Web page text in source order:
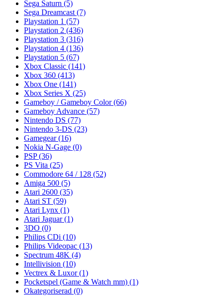
Sega Saturn (5)
Sega Dreamcast (7)
Playstation 1 (57)
Playstation 2 (436)
Playstation 3 (316)
Playstation 4 (136)
Playstation 5 (67)
Xbox Classic (141)
Xbox 360 (413)
Xbox One (141)
Xbox Series X (25)
Gameboy / Gameboy Color(66)
Gameboy Advance (57)
Nintendo DS (77)
Nintendo 3-DS (23)
Gamegear(16)
Nokia N-Gage (0)
PSP(36)
PS Vita (25)
Commodore 64 / 128 (52)
Amiga 500 (5)
Atari 2600 (35)
Atari ST (59)
Atari Lynx (1)
Atari Jaguar(1)
3DO (0)
Philips CDi (10)
Philips Videopac (13)
Spectrum 48K (4)
Intellivision (10)
Vectrex & Luxor(1)
Pocketspel (Game & Watch mm) (1)
Okategoriserad (0)